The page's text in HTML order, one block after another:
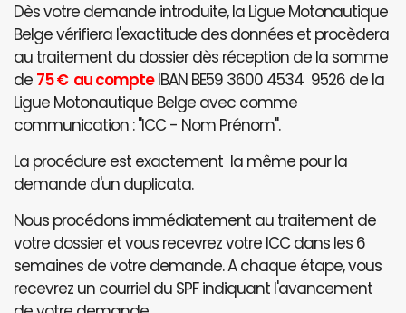
Dès votre demande introduite, la Ligue Motonautique
Belge vérifiera l'exactitude des données et procèdera
au traitement du dossier dès réception de la somme
de 75 € au compteIBAN BE59 3600 4534 9526 de la
Ligue Motonautique Belge avec comme
communication : "ICC - Nom Prénom".
La procédure est exactement la même pour la
demande d'un duplicata.
Nous procédons immédiatement au traitement de
votre dossier et vous recevrez votre ICC dans les 6
semaines de votre demande. A chaque étape, vous
recevrez un courriel du SPF indiquant l'avancement